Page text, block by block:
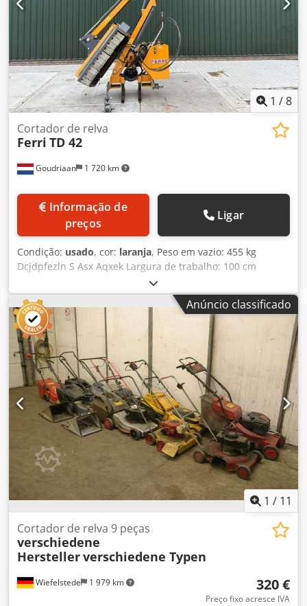
1 /8
Goudriaan 1 720 km
Cortador de relva
Ferri TD 42
preços
Ligar
Condição: usado, cor: laranja, Peso em vazio: 455 kg
Dcjdpfezln S Asx Aqxek Largura de trabalho: 100 cm
Anúncio classificado
1 / 11
Wiefelstede 1 979 km
Cortador de relva 9 peças
verschiedene
Herstellerverschiedene Typen
320 €
Preço fixo acresce IVA